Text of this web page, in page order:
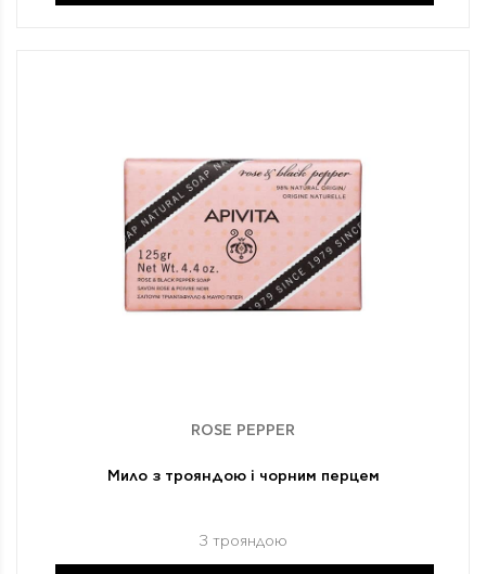
ROSE PEPPER
Мило з трояндою і чорним перцем
З трояндою